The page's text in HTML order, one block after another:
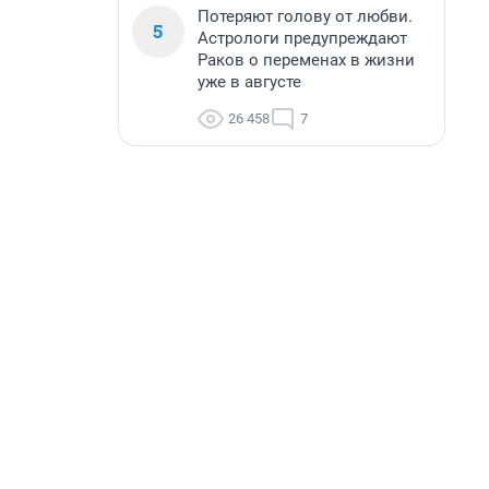
5
Потеряют голову от любви.
Астрологи предупреждают
Раков о переменах в жизни
уже в августе
26 458 7